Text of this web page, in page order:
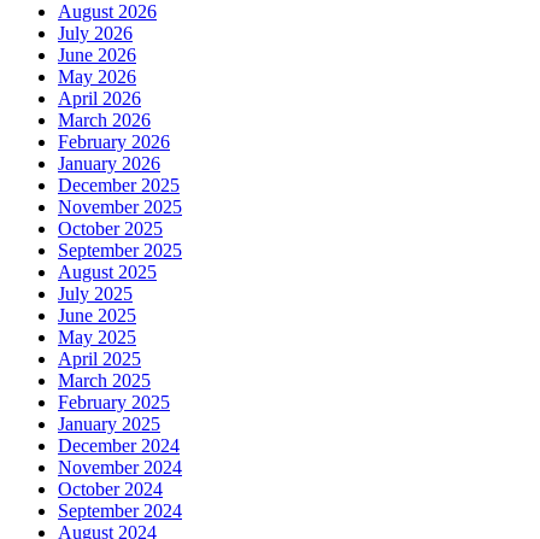
August 2026
July 2026
June 2026
May 2026
April 2026
March 2026
February 2026
January 2026
December 2025
November 2025
October 2025
September 2025
August 2025
July 2025
June 2025
May 2025
April 2025
March 2025
February 2025
January 2025
December 2024
November 2024
October 2024
September 2024
August 2024